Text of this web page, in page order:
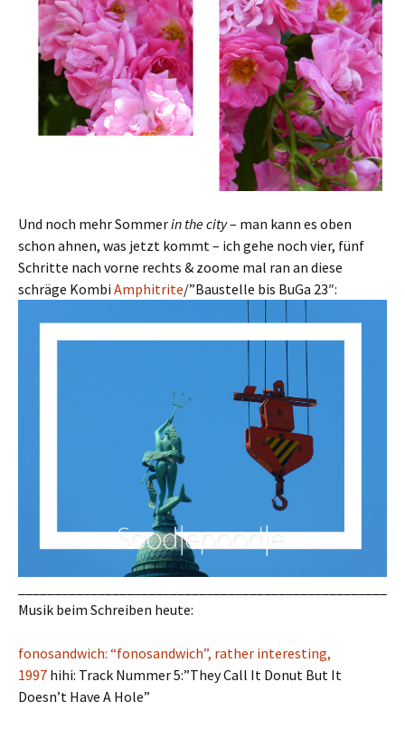
Und noch mehr Sommerin the city– man kann es oben
schon ahnen, was jetzt kommt – ich gehe noch vier, fünf
Schritte nach vorne rechts & zoome mal ran an diese
schräge Kombi Amphitrite/”Baustelle bis BuGa 23″:
Musik beim Schreiben heute:
fonosandwich: “fonosandwich”, rather interesting,
1997 hihi: Track Nummer 5:”They Call It Donut But It
Doesn’t Have A Hole”